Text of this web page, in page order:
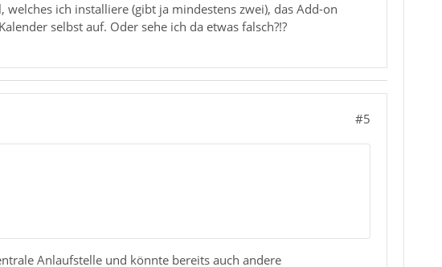
ich installiere (gibt ja mindestens zwei), das Add-on
selbst auf. Oder sehe ich da etwas falsch?!?
#5
Anlaufstelle und könnte bereits auch andere